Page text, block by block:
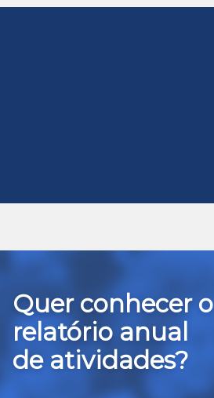
Quer conhecer o
relatório anual
de atividades?